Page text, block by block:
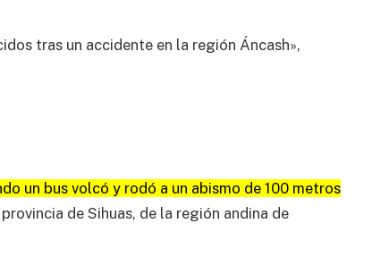
tras un accidente en la región Áncash»,
un bus volcó y rodó a un abismo de 100 metros
de Sihuas, de la región andina de